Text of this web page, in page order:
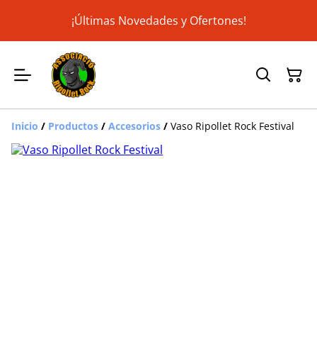
¡Últimas Novedades y Ofertones!
Inicio / Productos / Accesorios / Vaso Ripollet Rock Festival